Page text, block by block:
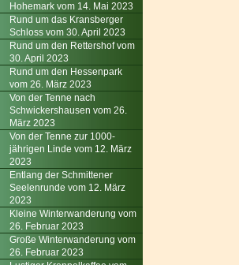
Hohemark vom 14. Mai 2023
Rund um das Kransberger
Schloss vom 30. April 2023
Rund um den Rettershof vom
30. April 2023
Rund um den Hessenpark
vom 26. März 2023
Von der Tenne nach
Schwickershausen vom 26.
März 2023
Von der Tenne zur 1000-
jährigen Linde vom 12. März
2023
Entlang der Schmittener
Seelenrunde vom 12. März
2023
Kleine Winterwanderung vom
26. Februar 2023
Große Winterwanderung vom
26. Februar 2023